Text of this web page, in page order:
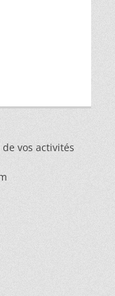
vos activités